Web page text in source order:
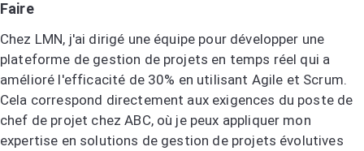
Faire
Chez LMN, j'ai dirigé une équipe pour développer une
plateforme de gestion de projets en temps réel qui a
amélioré l'efficacité de 30% en utilisant Agile et Scrum.
Cela correspond directement aux exigences du poste de
chef de projet chez ABC, où je peux appliquer mon
expertise en solutions de gestion de projets évolutives